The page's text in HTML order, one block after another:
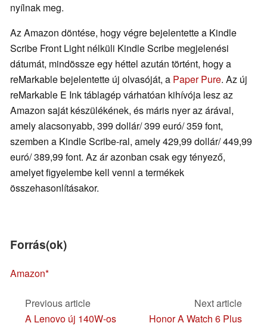
nyílnak meg.
Az Amazon döntése, hogy végre bejelentette a Kindle
Scribe Front Light nélküli Kindle Scribe megjelenési
dátumát, mindössze egy héttel azután történt, hogy a
reMarkable bejelentette új olvasóját, a Paper Pure. Az új
reMarkable E Ink táblagép várhatóan kihívója lesz az
Amazon saját készülékének, és máris nyer az árával,
amely alacsonyabb, 399 dollár/ 399 euró/ 359 font,
szemben a Kindle Scribe-ral, amely 429,99 dollár/ 449,99
euró/ 389,99 font. Az ár azonban csak egy tényező,
amelyet figyelembe kell venni a termékek
összehasonlításakor.
Forrás(ok)
Amazon
Previous article
A Lenovo új 140W-os
Next article
Honor A Watch 6 Plus